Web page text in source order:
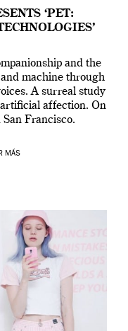
‘PET:
and the
machine through
A surreal study
affection. On
Francisco.
MÁS